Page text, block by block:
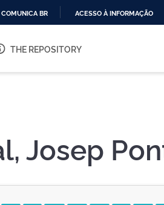
O
COMUNICA BR ACESSO À INFORMAÇÃO
THE REPOSITORY
Josep